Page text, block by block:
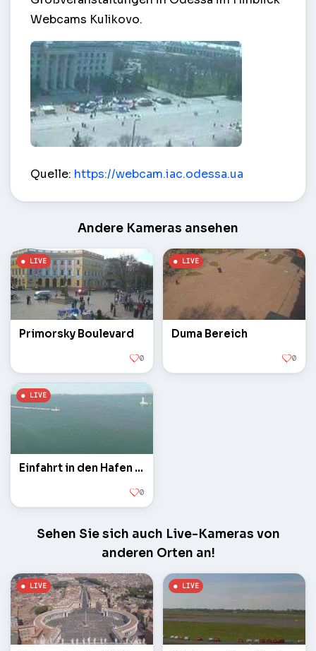
Webcams Kulikovo.
Quelle: https://webcam.iac.odessa.ua
Andere Kameras ansehen
Primorsky Boulevard
0
Duma Bereich
0
Einfahrt in den Hafen Toren Vorontsovskie
0
Sehen Sie sich auch Live-Kameras von
anderen Orten an!